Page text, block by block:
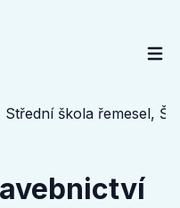
Střední škola řemesel,